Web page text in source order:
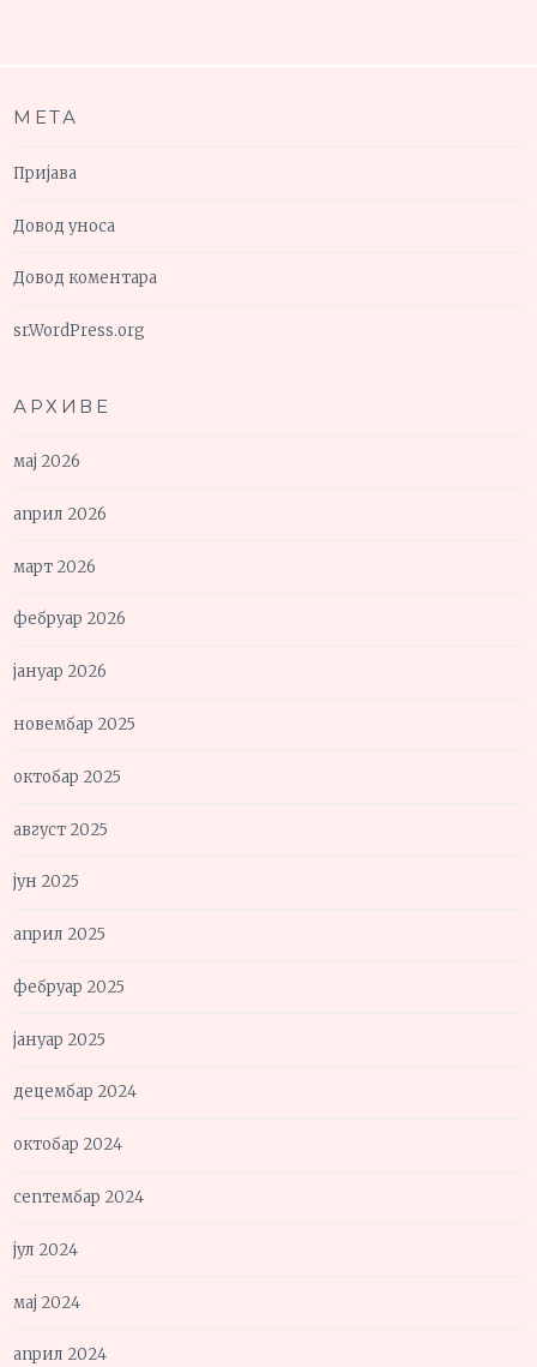
МЕТА
Пријава
Довод уноса
Довод коментара
sr.WordPress.org
АРХИВЕ
мај 2026
април 2026
март 2026
фебруар 2026
јануар 2026
новембар 2025
октобар 2025
август 2025
јун 2025
април 2025
фебруар 2025
јануар 2025
децембар 2024
октобар 2024
септембар 2024
јул 2024
мај 2024
април 2024